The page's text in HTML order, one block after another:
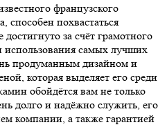
французского
способен похвастаться
за счёт грамотного
использования самых лучших
продуманным дизайном и
которая выделяет его среди
обойдётся вам не только
долго и надёжно служить, его
компании, а также гарантией